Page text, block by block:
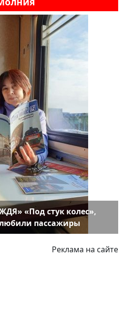
«Под стук колес»,
пассажиры
Реклама на сайте